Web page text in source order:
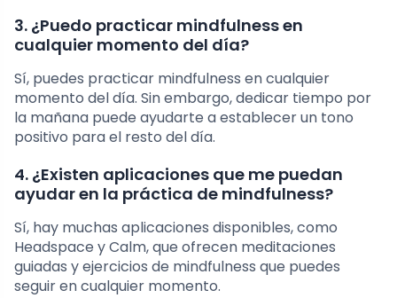
3. ¿Puedo practicar mindfulness en
cualquier momento del día?
Sí, puedes practicar mindfulness en cualquier
momento del día. Sin embargo, dedicar tiempo por
la mañana puede ayudarte a establecer un tono
positivo para el resto del día.
4. ¿Existen aplicaciones que me puedan
ayudar en la práctica de mindfulness?
Sí, hay muchas aplicaciones disponibles, como
Headspace y Calm, que ofrecen meditaciones
guiadas y ejercicios de mindfulness que puedes
seguir en cualquier momento.